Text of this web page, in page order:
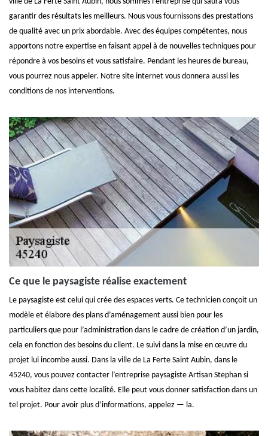
garantir des résultats les meilleurs. Nous vous fournissons des prestations
de qualité avec un prix abordable. Avec des équipes compétentes, nous
apportons notre expertise en faisant appel à de nouvelles techniques pour
répondre à vos besoins et vous satisfaire. Pendant les heures de bureau,
vous pourrez nous appeler. Notre site internet vous donnera aussi les
conditions de nos interventions.
Ce que le paysagiste réalise exactement
Le paysagiste est celui qui crée des espaces verts. Ce technicien conçoit un
modèle et élabore des plans d’aménagement aussi bien pour les
particuliers que pour l’administration dans le cadre de création d’un jardin,
cela en fonction des besoins du client. Le suivi dans la mise en œuvre du
projet lui incombe aussi. Dans la ville de La Ferte Saint Aubin, dans le
45240, vous pouvez contacter l’entreprise paysagiste Artisan Stephan si
vous habitez dans cette localité. Elle peut vous donner satisfaction dans un
tel projet. Pour avoir plus d’informations, appelez — la.